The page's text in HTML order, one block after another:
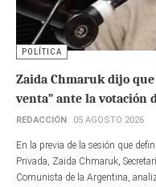
POLÍTICA
Zaida Chmaruk dijo
venta” ante la votación
REDACCIÓN 05 AGOSTO 2026
En la previa de la sesión que
Privada, Zaida Chmaruk,
Comunista de la Argentina,